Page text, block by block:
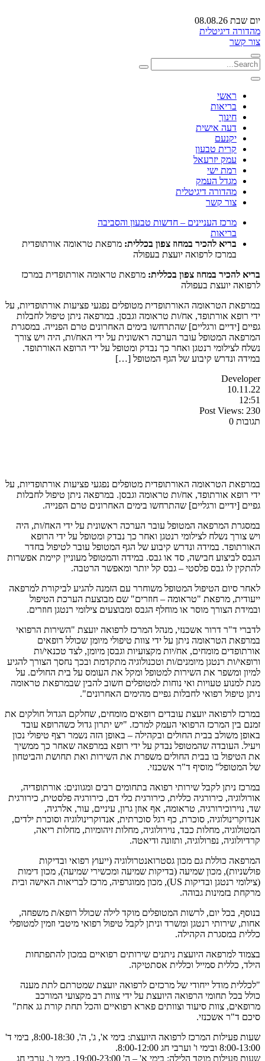
יום שבת 08.08.26
מהדורה דיגיטלית
צור קשר
ראשי
בריאות
חינוך
דעה אישית
יקנעם
קרית טבעון
עמק יזרעאל
רמת ישי
מגדל העמק
מהדורה דיגיטלית
צור קשר
מרכז העניינים – חדשות טבעון והסביבה
בריאות
בריא להכיר במחוז צפון בכללית: מרפאת טראומה אורתופדית
במרכז לרפואה יועצת בעפולה
בריא להכיר במחוז צפון בכללית: מרפאת טראומה אורתופדית במרכז
לרפואה יועצת בעפולה
במרפאת הטראומה האורתופדית מטופלים נפגעי פציעות אורתופדיות, על
ידי רופא אורתופד, אח/ות טראומה וגבסן. במרפאה ניתן טיפול לחבלות
גפיים [ידיים ורגליים] שהתרחשו בימים האחרונים טרם הפנייה. במסגרת
המרפאה המטופל עובר הערכה ראשונית על ידי האח/ות, היה ויש צורך
נשלח לצילומי רנטגן ואחר כך נבדק ומטופל על ידי הרופא האורתופד.
במידה ונדרש קיבוע של הגף המטופל […]
Developer
10.11.22
12:51
Post Views: 230
תגובות 0
במרפאת הטראומה האורתופדית מטופלים נפגעי פציעות אורתופדיות, על
ידי רופא אורתופד, אח/ות טראומה וגבסן. במרפאה ניתן טיפול לחבלות
גפיים [ידיים ורגליים] שהתרחשו בימים האחרונים טרם הפנייה.
במסגרת המרפאה המטופל עובר הערכה ראשונית על ידי האח/ות, היה
ויש צורך נשלח לצילומי רנטגן ואחר כך נבדק ומטופל על ידי הרופא
האורתופד. במידה ונדרש קיבוע של הגף המטופל עובר לטיפול בחדר
הגבס לביצוע חבישה, סד או גבס. במידה והמטופל מעוניין קיימת אפשרות
להתקין לו גבס פלסטי – גבס קל יותר ומאפשר הרטבה.
לאחר סיום הטיפול המטופל משוחרר עם הזמנה להגיע לביקורת למרפאה
ייעודית, מרפאת "טראומה – חוזרים" שם מבוצעת הערכת הטיפול
ובמידת הצורך מוסר או מוחלף הגבס ומבוצעים צילומי רנטגן חוזרים.
לדברי ד"ר דרור אשכנזי, מנהל המרכז לרפואה יועצת "השירות הרפואי
במרפאת הטראומה ניתן על ידי צוות טיפולי מיומן שכולל רופאים
אורתופדים מומחים, אח/יות מקצועיות וגבסן מיומן, לצד טכנאי/ות
ורופאי/ות רנטגן מיומנים/ות וטכנולוגיה מתקדמת ובכך נחסך הצורך להגיע
למיון ומשפר את השירות למטופל ומקל את העומס על בית החולים. על
מנת למנוע טעויות ואי נוחות למטופלים חשוב להבין שבמרפאת טראומה
ניתן טיפול רפואי לחבלות גפיים מהימים האחרונים".
במרכז לרפואה יועצת עובדים רופאים מומחים, שחלקם הגדול חולקים את
זמנם בין המרכז הרפואי העמק למרכז. "יש יתרון גדול כשהרופא עובד
באופן משולב בבית החולים ובקהילה – באופן הזה נשמר רצף טיפולי נכון
ויעיל. העובדה שהמטופל נבדק על ידי רופא במרפאה שאחר כך ממשיך
את הטיפול בו בבית החולים משפרת את השירות ואת תחושת והביטחון
של המטופל" מוסיף ד"ר אשכנזי.
במרכז ניתן לקבל שירותי רפואה בתחומים רבים ומגוונים: אורתופדיה,
אורולוגיה, כירורגיה כללית, כירורגית כלי דם, כירורגיה פלסטית, כירורגית
שד, נוירוכירורגיה, טראומה, אף אוזן גרון, עיניים, עור, אלרגיה,
אנדוקרינולוגיה, סוכרת, כף רגל סוכרתית, אנדוקרינולוגיה וסוכרת ילדים,
המטולוגיה, מחלות כבד, נוירולוגיה, מחלות זיהומיות, מחלות ריאה,
קרדיולוגיה, נפרולוגיה, ותזונה ודיאטה.
המרפאה כוללת גם מכון גסטרואנטרולוגיה (ייעוץ רפואי ובדיקות
פולשניות), מכון שמיעה (בדיקות שמיעה ומכשירי שמיעה), מכון דימות
(צילומי רנטגן ובדיקות US), מכון ממוגרפיה, מרכז לבריאות האישה ובית
מרקחת בזמינות גבוהה.
בנוסף, בכל יום, לרשות המטופלים מוקד לילה שכולל רופא/ת משפחה,
אחות, שירותי רנטגן ומשרד וניתן לקבל טיפול רפואי מיטבי וזמין למטופלי
כללית במסגרת הקהילה.
בצמוד למרפאה היועצת ניתנים שירותים רפואיים במכון להתפתחות
הילד, כללית סמייל וכללית אסתטיקה.
"לכללית מודל ייחודי של מרכזים לרפואה יועצת שמטרתם לתת מענה
כולל בכל תחומי הרפואה היועצת על ידי צוות רב מקצועי המורכב
מרופאים, צוות סיעוד וצוותים פארא רפואיים והכל תחת קורת גג אחת"
סיכם ד"ר אשכנזי.
שעות פעילות המרכז לרפואה היועצת: בימי א', ג', ה', 8:00-18:30, בימי ד'
8:00-13:00 ובימי ו' וערבי חג 8:00-12:00.
שעות פעילות מוקד הלילה: בימי א' – ה' 19:00-23:00, בימי ו', ערבי חג